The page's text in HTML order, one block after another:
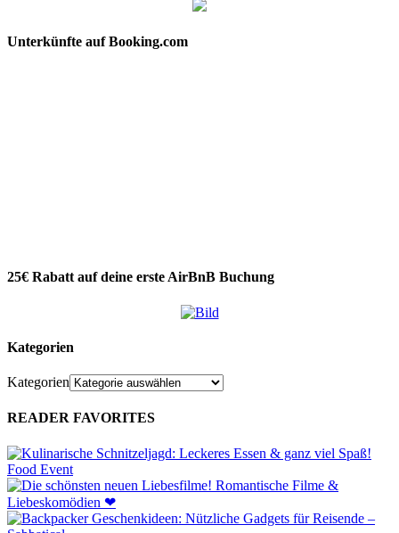
Unterkünfte auf Booking.com
25€ Rabatt auf deine erste AirBnB Buchung
Kategorien
Kategorien
READER FAVORITES